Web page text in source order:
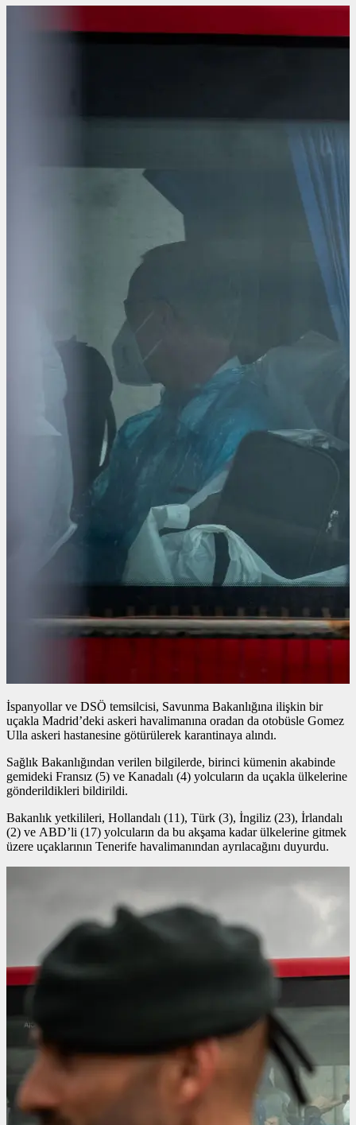
İspanyollar ve DSÖ temsilcisi, Savunma Bakanlığına ilişkin bir
uçakla Madrid’deki askeri havalimanına oradan da otobüsle Gomez
Ulla askeri hastanesine götürülerek karantinaya alındı.
Sağlık Bakanlığından verilen bilgilerde, birinci kümenin akabinde
gemideki Fransız (5) ve Kanadalı (4) yolcuların da uçakla ülkelerine
gönderildikleri bildirildi.
Bakanlık yetkilileri, Hollandalı (11), Türk (3), İngiliz (23), İrlandalı
(2) ve ABD’li (17) yolcuların da bu akşama kadar ülkelerine gitmek
üzere uçaklarının Tenerife havalimanından ayrılacağını duyurdu.